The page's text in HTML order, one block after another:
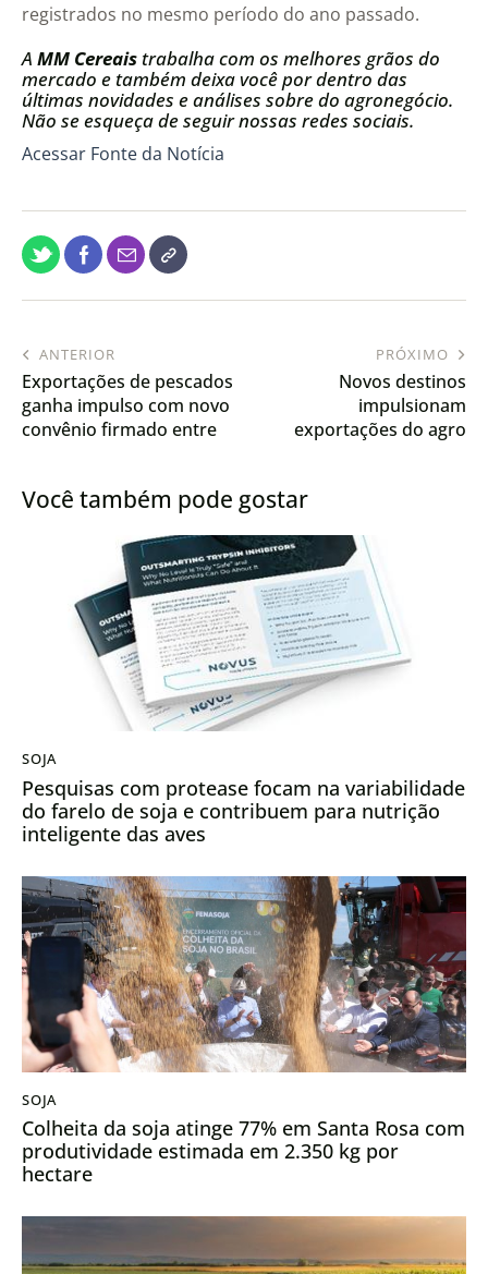
registrados no mesmo período do ano passado.
A MM Cereais trabalha com os melhores grãos do
mercado e também deixa você por dentro das
últimas novidades e análises sobre do agronegócio.
Não se esqueça de seguir nossas redes sociais.
Acessar Fonte da Notícia
ANTERIOR
Exportações de pescados
ganha impulso com novo
convênio firmado entre
PRÓXIMO
Novos destinos
impulsionam
exportações do agro
Você também pode gostar
SOJA
Pesquisas com protease focam na variabilidade
do farelo de soja e contribuem para nutrição
inteligente das aves
SOJA
Colheita da soja atinge 77% em Santa Rosa com
produtividade estimada em 2.350 kg por
hectare